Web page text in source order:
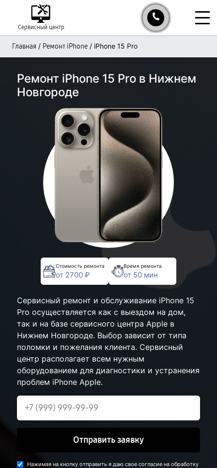
Сервисный центр
Главная / Ремонт iPhone / iPhone 15 Pro
Ремонт iPhone 15 Pro в Нижнем
Новгороде
Стоимость ремонта
от 2700 ₽
Время ремонта
от 50 мин
Сервисный ремонт и обслуживание iPhone 15
Pro осуществляется как с выездом на дом,
так и на базе сервисного центра Apple в
Нижнем Новгороде. Выбор зависит от типа
поломки и пожелания клиента. Сервисный
центр располагает всем нужным
оборудованием для диагностики и устранения
проблем iPhone Apple.
Отправить заявку
Нажимая на кнопку отправить я даю свое согласие на обработку